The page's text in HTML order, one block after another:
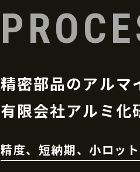
精密部品のアルマ
有限会社アルミ化
精度、短納期、小ロッ